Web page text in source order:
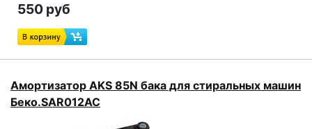
550 руб
Амортизатор AKS 85N бака для стиральных машин
Беко.SAR012AC